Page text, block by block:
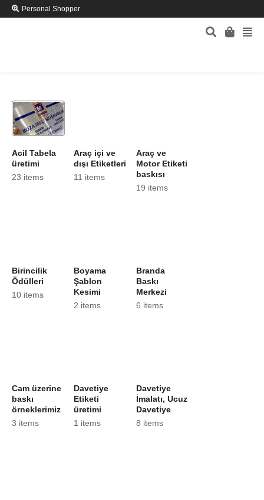
Personal Shopper
Acil Tabela
üretimi
23 items
Araç içi ve
dışı Etiketleri
11 items
Araç ve
Motor Etiketi
baskısı
19 items
Birincilik
Ödülleri
10 items
Boyama
Şablon
Kesimi
2 items
Branda
Baskı
Merkezi
6 items
Cam üzerine
baskı
örneklerimiz
3 items
Davetiye
Etiketi
üretimi
1 items
Davetiye
İmalatı, Ucuz
Davetiye
8 items